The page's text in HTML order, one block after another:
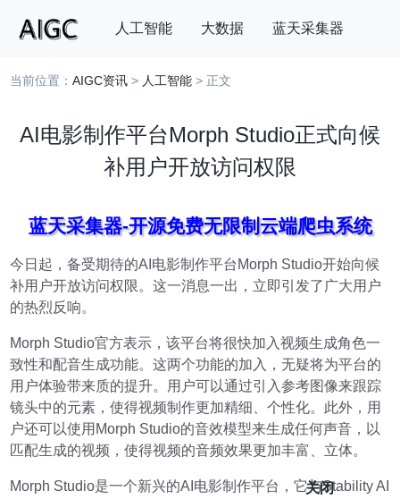
人工智能 大数据 蓝天采集器
搜索
当前位置：AIGC资讯 > 人工智能 > 正文
AI电影制作平台Morph Studio正式向候
补用户开放访问权限
蓝天采集器-开源免费无限制云端爬虫系统
今日起，备受期待的AI电影制作平台Morph Studio开始向候
补用户开放访问权限。这一消息一出，立即引发了广大用户
的热烈反响。
Morph Studio官方表示，该平台将很快加入视频生成角色一
致性和配音生成功能。这两个功能的加入，无疑将为平台的
用户体验带来质的提升。用户可以通过引入参考图像来跟踪
镜头中的元素，使得视频制作更加精细、个性化。此外，用
户还可以使用Morph Studio的音效模型来生成任何声音，以
匹配生成的视频，使得视频的音频效果更加丰富、立体。
Morph Studio是一个新兴的AI电影制作平台，它与Stability AI
关闭